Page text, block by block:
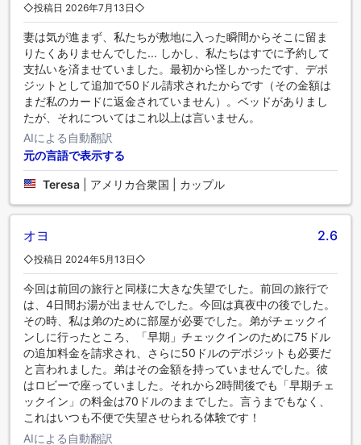
◇投稿日 2026年7月13日◇
妻は気が進まず、私たちが敷地に入った瞬間からそこに留ま
りたくありませんでした... しかし、私たちはすでに予約して
支払いを済ませていました。最初から怪しかったです、デポ
ジットとして追加で50ドル請求されたからです（その金額は
まだ私のカードに返金されていません）。ベッドがありまし
たが、それについてはこれ以上は言いません。
AIによる自動翻訳
元の言語で表示する
Teresa アメリカ合衆国 | カップル
オヨ 2.6
◇投稿日 2024年5月13日◇
今回は前回の旅行と同様に大きな失望でした。前回の旅行で
は、4日間お湯が出ませんでした。今回は真夜中の後でした。
その時、私は弟のために部屋が必要でした。弟がチェックイ
ンしに行ったところ、「早期」チェックインのために75ドル
の追加料金を請求され、さらに50ドルのデポジットも必要だ
と言われました。弟はその金額を持っていませんでした。彼
はロビーで座っていました。それから2時間後でも「早期チェ
ックイン」の料金は70ドルのままでした。言うまでもなく、
これはいつも不便で失望させられる体験です！
AIによる自動翻訳